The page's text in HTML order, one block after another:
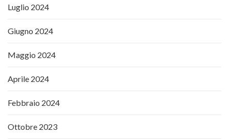
Luglio 2024
Giugno 2024
Maggio 2024
Aprile 2024
Febbraio 2024
Ottobre 2023